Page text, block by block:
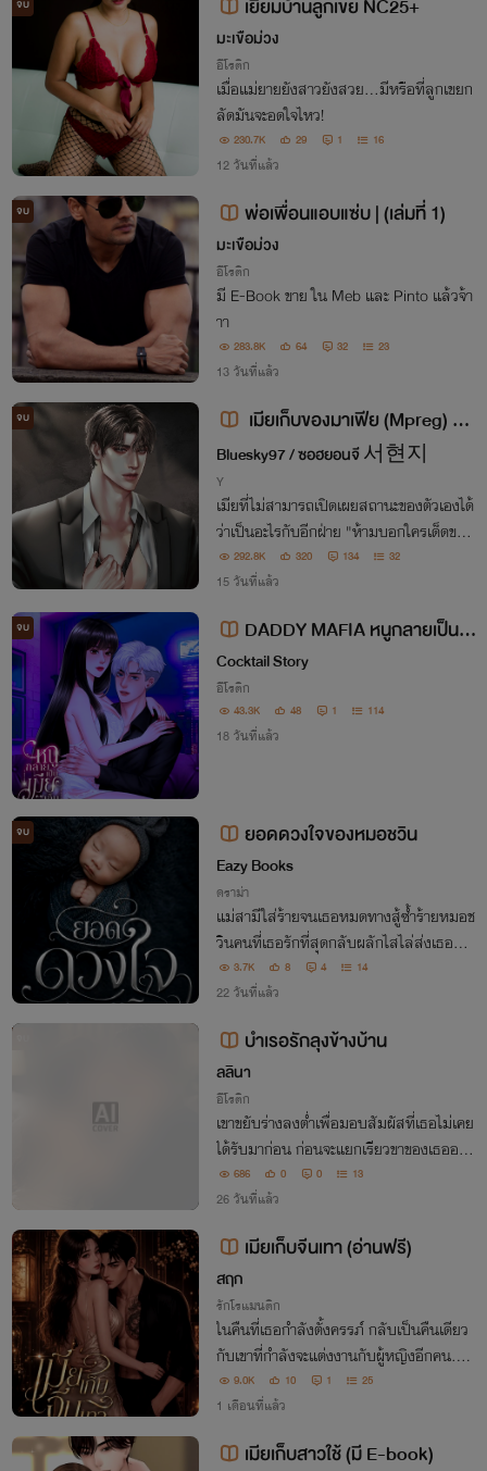
จบ เยี่ยมบ้านลูกเขย NC25+
มะเขือม่วง
อีโรติก
เมื่อแม่ยายยังสาวยังสวย...มีหรือที่ลูกเขยก
ลัดมันจะอดใจไหว!
230.7K 29 1 16
12 วันที่แล้ว
จบ พ่อเพื่อนแอบแซ่บ | (เล่มที่ 1)
มะเขือม่วง
อีโรติก
มี E-Book ขาย ใน Meb และ Pinto แล้วจ้า
าา
283.8K 64 32 23
13 วันที่แล้ว
จบ
C20​+ [มี E-book]​
Bluesky97​ / ซอฮยอนจี 서현지
Y
เมียที่ไม่สามารถ​เปิดเผย​สถานะของตัวเองได้
ว่าเป็นอะไรกับอีกฝ่าย "ห้ามบอกใครเด็ดขาด
ว่าเธอคือเมียของฉัน" "จ้ะ คุณอัศวิน​ ปัทจะไ
ม่บอกใคร"
292.8K 320 134 32
15 วันที่แล้ว
จบ
DADDY MAFIA หนูกลายเป็นเมี
ยเก็บป๊ะป๋ามาเฟีย
Cocktail Story
อีโรติก
43.3K 48 1 114
18 วันที่แล้ว
จบ ยอดดวงใจของหมอชวิน
Eazy Books
ดราม่า
แม่สามีใส่ร้ายจนเธอหมดทางสู้ซ้ำร้ายหมอช
วินคนที่เธอรักที่สุดกลับผลักไสไล่ส่งเธอออ
กจากชีวิตอย่างไม่ไยดี ในวันที่หัวใจแหลกสล
าย รินรดาพบว่าตั้งท้องลูกเขา เธอจึงเลือกที่
3.7K 8 4 14
22 วันที่แล้ว
บำเรอรักลุงข้างบ้าน
ลลินา
อีโรติก
เขาขยับร่างลงต่ำเพื่อมอบสัมผัสที่เธอไม่เคย
ได้รับมาก่อน ก่อนจะแยกเรียวขาของเธอออก
ช้าๆธนาฝังใบหน้าลงที่จุดอ่อนไหวที่สุดของเ
ธอ ลิ้นร้อนของเขาตวัดเลียและกดเน้นลงบน
686 0 0 13
26 วันที่แล้ว
เมียเก็บจีนเทา (อ่านฟรี)
สฤก
รักโรแมนติก
ในคืนที่เธอกำลังตั้งครรภ์ กลับเป็นคืนเดียว
กับเขาที่กำลังจะแต่งงานกับผู้หญิงอีกคน....
9.0K 10 1 25
1 เดือนที่แล้ว
เมียเก็บสาวใช้ (มี E-book)